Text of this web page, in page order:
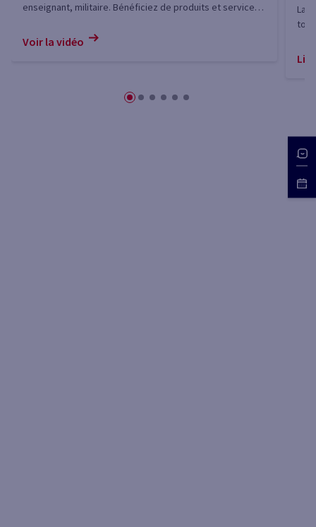
enseignant, militaire. Bénéficiez de produits et services
Voir la vidéo
La